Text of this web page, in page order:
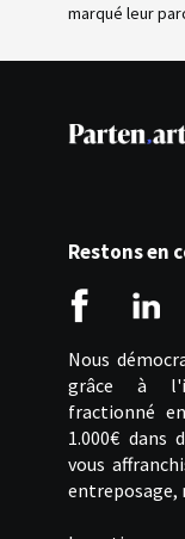
marqué leur
Restons en
Nous
grâce à
fractionné
1.000€ dans
vous
entreposage,